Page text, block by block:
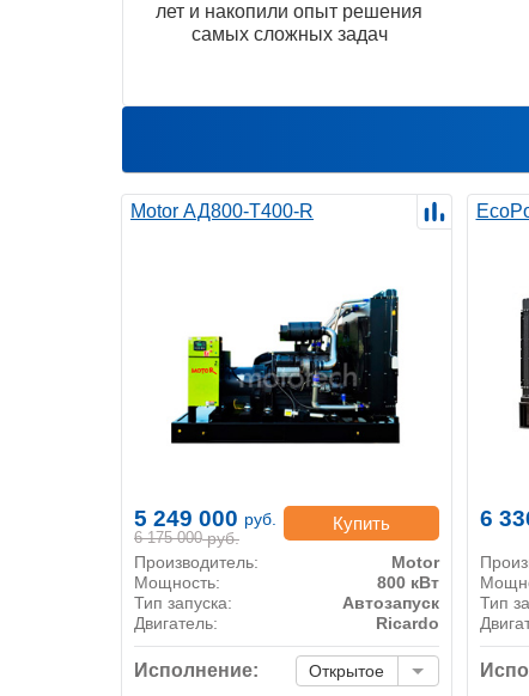
лет и накопили опыт решения
самых сложных задач
Motor АД800-Т400-R
6 175 000 руб.
5 249 000 руб. Купить
Производитель:
Motor
Мощность:
800 кВт
Тип запуска:
Автозапуск
Двигатель:
Ricardo
Исполнение: Открытое
6
Тип